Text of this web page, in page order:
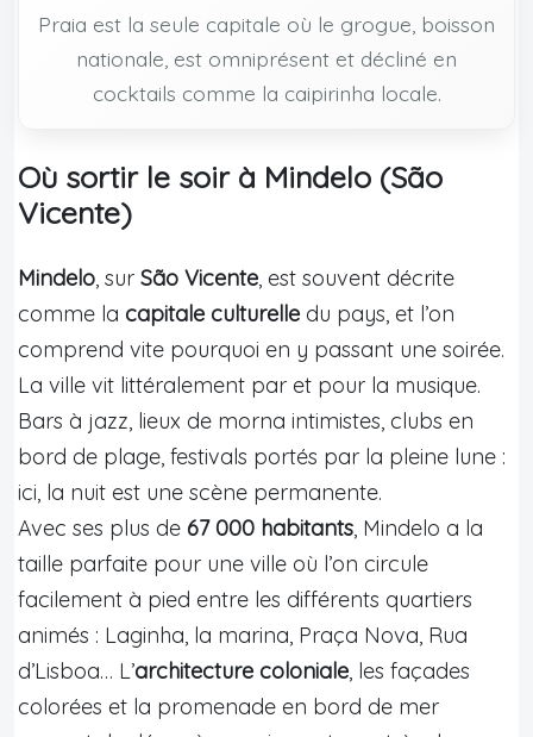
Praia est la seule capitale où le grogue, boisson
nationale, est omniprésent et décliné en
cocktails comme la caipirinha locale.
Où sortir le soir à Mindelo (São
Vicente)
Mindelo, sur São Vicente, est souvent décrite
comme la capitale culturelle du pays, et l’on
comprend vite pourquoi en y passant une soirée.
La ville vit littéralement par et pour la musique.
Bars à jazz, lieux de morna intimistes, clubs en
bord de plage, festivals portés par la pleine lune :
ici, la nuit est une scène permanente.
Avec ses plus de 67 000 habitants, Mindelo a la
taille parfaite pour une ville où l’on circule
facilement à pied entre les différents quartiers
animés : Laginha, la marina, Praça Nova, Rua
d’Lisboa… L’architecture coloniale, les façades
colorées et la promenade en bord de mer